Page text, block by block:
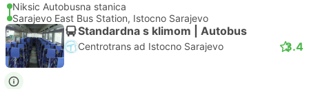
Niksic Autobusna stanica
Sarajevo East Bus Station, Istocno Sarajevo
Standardna s klimom | Autobus
Centrotrans ad Istocno Sarajevo 3.4